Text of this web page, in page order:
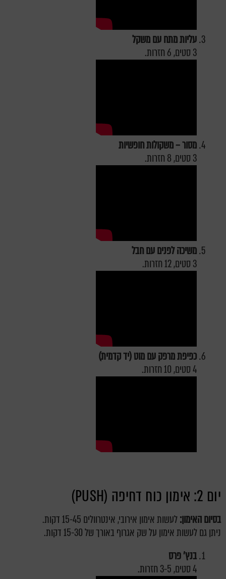
עליות מתח עם משקל
3 סטים, 6 חזרות.
מסור – משקולות חופשיות
3 סטים, 8 חזרות.
משיכה לפנים עם חבל
3 סטים, 12 חזרות.
כפיפת מרפק עם מוט (יד קדמית)
4 סטים, 10 חזרות.
יום 2: אימון כוח דחיפה (PUSH)
בסיום האימון:לעשות אימון אירובי, אינטרוולים 15-45 דקות.
ניתן גם לעשות אימון על שק אגרוף באורך של 15-30 דקות.
בנץ' פרס
4 סטים, 3-5 חזרות.